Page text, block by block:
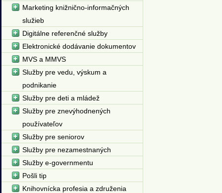
Marketing knižnično-informačných
služieb
Digitálne referenčné služby
Elektronické dodávanie dokumentov
MVS a MMVS
Služby pre vedu, výskum a
podnikanie
Služby pre deti a mládež
Služby pre znevýhodnených
používateľov
Služby pre seniorov
Služby pre nezamestnaných
Služby e-governmentu
Pošli tip
Knihovnícka profesia a združenia